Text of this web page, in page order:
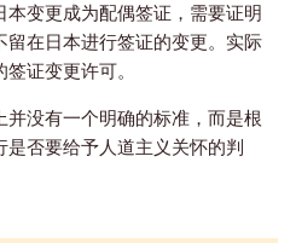
变更成为配偶签证，需要证明
留在日本进行签证的变更。实际
证变更许可。
没有一个明确的标准，而是根
否要给予人道主义关怀的判